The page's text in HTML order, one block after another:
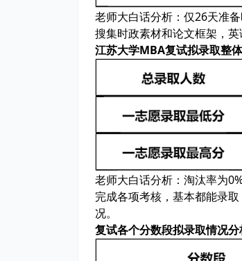
老师大白话分析： 仅26天准
搜集时政素材和论文框架，
江苏大学MBA复试拟录取整
老师大白话分析： 淘汰率为
完成各项考核，基本都能录
况。
复试各个分数段拟录取情况分